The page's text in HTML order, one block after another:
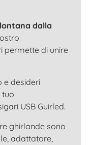
lontana dalla
permette di unire
e desideri
USB Guirled.
ghirlande sono
adattatore,